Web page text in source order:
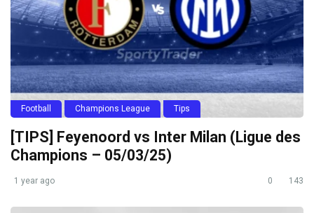
Football Champions League Tips
[TIPS] Feyenoord vs Inter Milan (Ligue des
Champions – 05/03/25)
1 year ago 0 143